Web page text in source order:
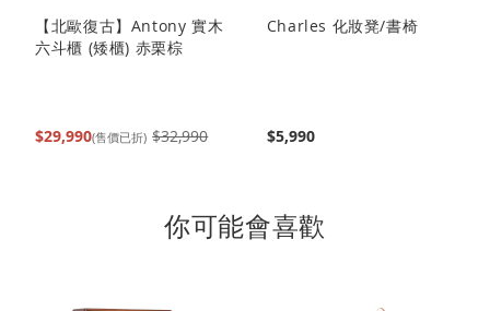
【北歐復古】Antony 實木
六斗櫃 (矮櫃) 赤栗棕
$29,990(售價已折) $32,990
Charles 化妝凳/書椅
$5,990
你可能會喜歡